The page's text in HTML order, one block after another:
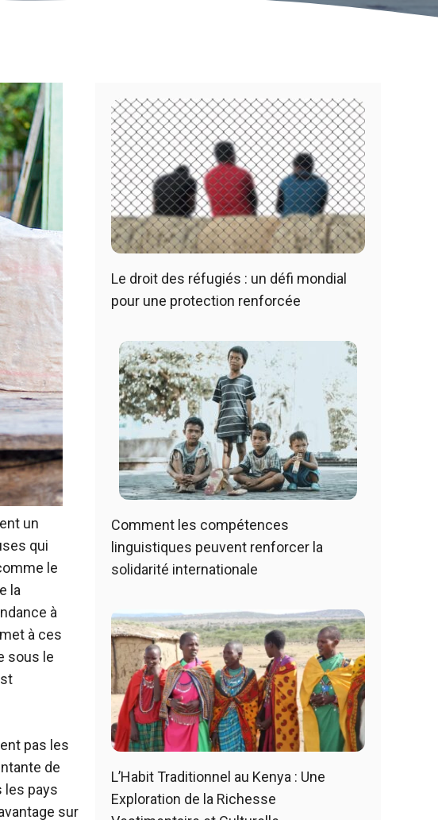
un
qui
le
la
à
à ces
sous le
pas les
de
les pays
sur
Le droit des réfugiés : un défi mondial
pour une protection renforcée
Comment les compétences
linguistiques peuvent renforcer la
solidarité internationale
L’Habit Traditionnel au Kenya : Une
Exploration de la Richesse